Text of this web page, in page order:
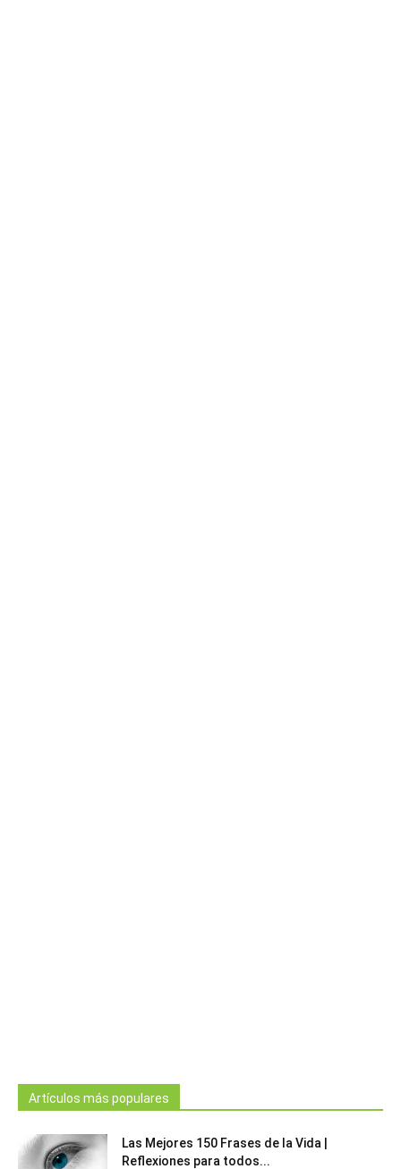
Artículos más populares
Las Mejores 150 Frases de la Vida |
Reflexiones para todos...